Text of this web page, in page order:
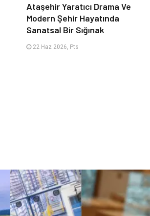
Ataşehir Yaratıcı Drama Ve
Modern Şehir Hayatında
Sanatsal Bir Sığınak
22 Haz 2026, Pts